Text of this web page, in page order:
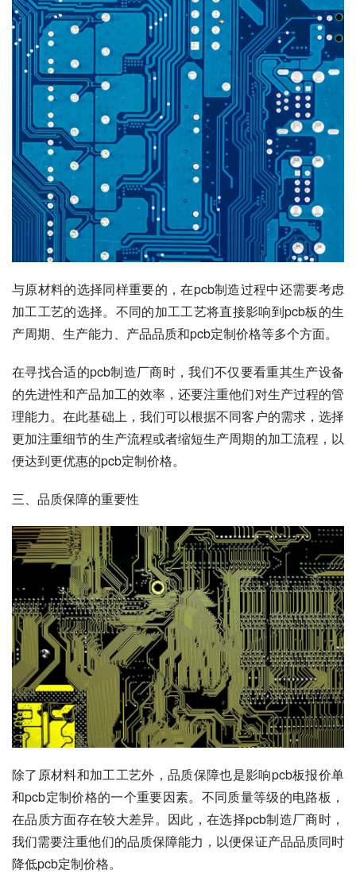
与原材料的选择同样重要的，在pcb制造过程中还需要考虑
加工工艺的选择。不同的加工工艺将直接影响到pcb板的生
产周期、生产能力、产品品质和pcb定制价格等多个方面。
在寻找合适的pcb制造厂商时，我们不仅要看重其生产设备
的先进性和产品加工的效率，还要注重他们对生产过程的管
理能力。在此基础上，我们可以根据不同客户的需求，选择
更加注重细节的生产流程或者缩短生产周期的加工流程，以
便达到更优惠的pcb定制价格。
三、品质保障的重要性
除了原材料和加工工艺外，品质保障也是影响pcb板报价单
和pcb定制价格的一个重要因素。不同质量等级的电路板，
在品质方面存在较大差异。因此，在选择pcb制造厂商时，
我们需要注重他们的品质保障能力，以便保证产品品质同时
降低pcb定制价格。